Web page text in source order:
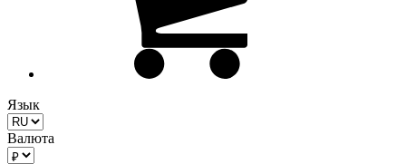
Язык
Валюта